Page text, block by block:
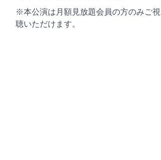
※本公演は月額見放題会員の方のみご視
聴いただけます。